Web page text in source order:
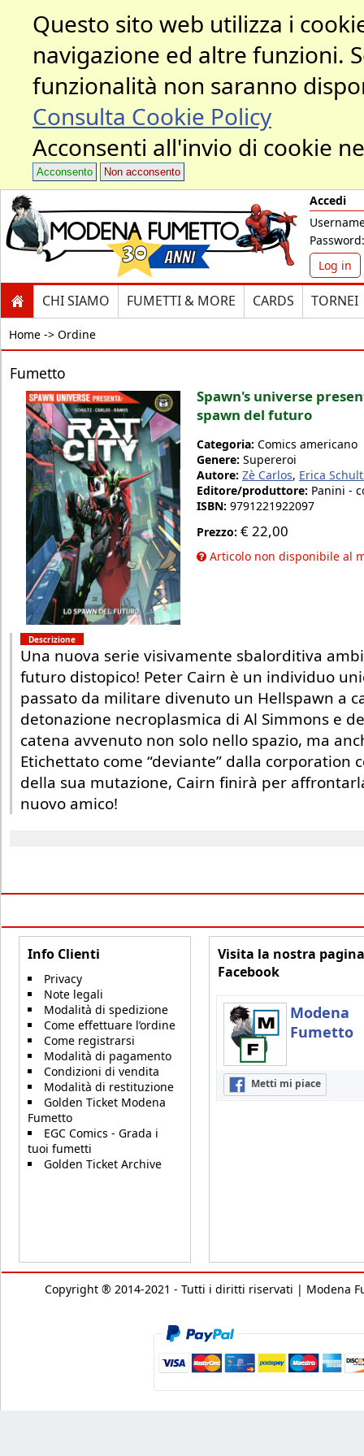
Questo sito web utilizza i
navigazione ed altre funzioni.
funzionalità non saranno
Consulta Cookie Policy
Acconsenti all'invio di cookie
Acconsento Non acconsento
Accedi
Password:
Log in
CHI SIAMO FUMETTI & MORE CARDS TORNEI
Home -> Ordine
Fumetto
Spawn's universe
spawn del futuro
Categoria: Comics americano
Genere: Supereroi
Autore: Zè Carlos, Erica
Editore/produttore: Panini -
ISBN: 9791221922097
Prezzo: €22,00
Articolo non disponibile al
Descrizione
Una nuova serie visivamente sbalorditiva
futuro distopico! Peter Cairn è un individuo
passato da militare divenuto un Hellspawn a
detonazione necroplasmica di Al Simmons e
catena avvenuto non solo nello spazio, ma
Etichettato come “deviante” dalla corporation
della sua mutazione, Cairn finirà per
nuovo amico!
Info Clienti
Privacy
Note legali
Modalità di spedizione
Come effettuare l’ordine
Come registrarsi
Modalità di pagamento
Condizioni di vendita
Modalità di restituzione
Golden Ticket Modena
Fumetto
EGC Comics - Grada i
tuoi fumetti
Golden Ticket Archive
Visita la nostra pagina
Facebook
Modena
Fumetto
Metti mi piace
Copyright ® 2014-2021 - Tutti i diritti riservati | Modena